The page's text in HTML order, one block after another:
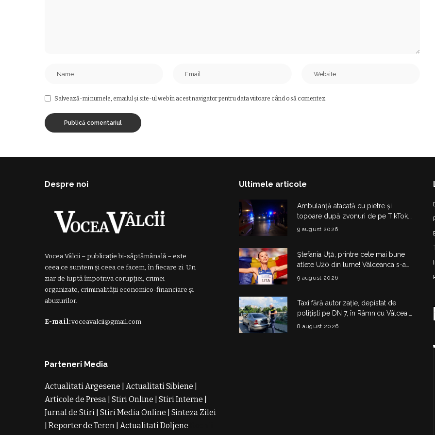
Salvează-mi numele, emailul și site-ul web în acest navigator pentru data viitoare când o să comentez.
Despre noi
Vocea Vâlcii – publicație bi-săptămânală – este
ceea ce suntem și ceea ce facem, în fiecare zi. Un
ziar de luptă împotriva corupției, crimei
organizate, criminalității economico-financiare și
abuzurilor.
E-mail:voceavalcii@gmail.com
Parteneri Media
Actualitati Argesene Actualitati Sibiene
Articole de Presa
Stiri Online Stiri Interne
Jurnal de Stiri
Stiri Media Online
Sinteza Zilei
Reporter de Teren Actualitati Doljene
Ultimele articole
Ambulanță atacată cu pietre și
topoare după zvonuri de pe TikTok.
Trei tineri au fost reținuți
9 august 2026
Ștefania Uță, printre cele mai bune
atlete U20 din lume! Vâlceanca s-a
calificat în finala de la Eugene
9 august 2026
Taxi fără autorizație, depistat de
polițiști pe DN 7, în Râmnicu Vâlcea.
Șoferul a rămas fără plăcuțe timp de
8 august 2026